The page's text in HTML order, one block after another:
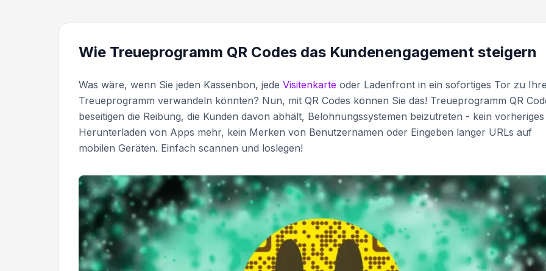
Wie Treueprogramm QR Codes das Kundenengagement steigern
Was wäre, wenn Sie jeden Kassenbon, jede Visitenkarte oder Ladenfront in ein sofortiges Tor zu
Treueprogramm verwandeln könnten? Nun, mit QR Codes können Sie das! Treueprogramm QR
beseitigen die Reibung, die Kunden davon abhält, Belohnungssystemen beizutreten - kein vorheriges
Herunterladen von Apps mehr, kein Merken von Benutzernamen oder Eingeben langer URLs auf
mobilen Geräten. Einfach scannen und loslegen!